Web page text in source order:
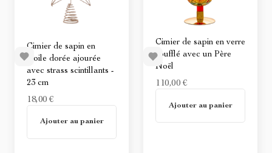
Cimier de sapin en
étoile dorée ajourée
avec strass scintillants -
23 cm
18,00 €
Non disponible
Ajouter au panier
Cimier de sapin en verre
soufflé avec un Père
Noël
110,00 €
Non disponible
Ajouter au panier